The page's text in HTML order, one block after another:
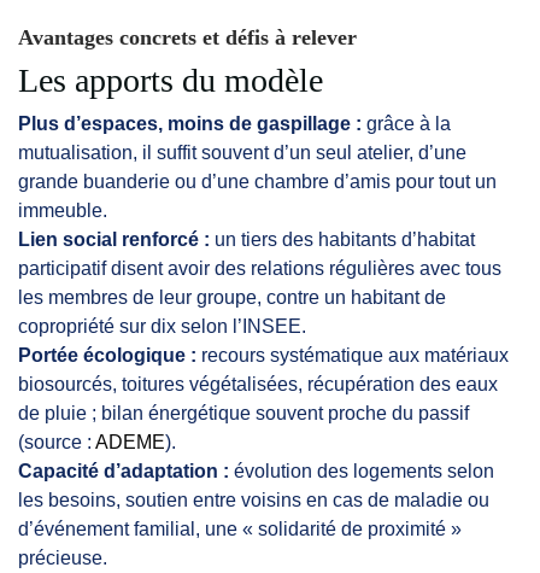
Avantages concrets et défis à relever
Les apports du modèle
Plus d’espaces, moins de gaspillage : grâce à la
mutualisation, il suffit souvent d’un seul atelier, d’une
grande buanderie ou d’une chambre d’amis pour tout un
immeuble.
Lien social renforcé : un tiers des habitants d’habitat
participatif disent avoir des relations régulières avec tous
les membres de leur groupe, contre un habitant de
copropriété sur dix selon l’INSEE.
Portée écologique : recours systématique aux matériaux
biosourcés, toitures végétalisées, récupération des eaux
de pluie ; bilan énergétique souvent proche du passif
(source : ADEME).
Capacité d’adaptation : évolution des logements selon
les besoins, soutien entre voisins en cas de maladie ou
d’événement familial, une « solidarité de proximité »
précieuse.